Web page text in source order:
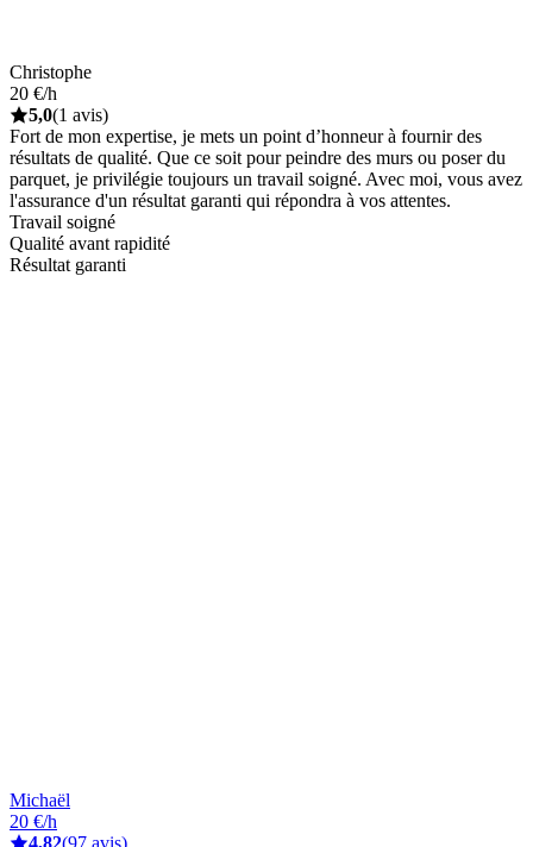
Christophe
20 €/h
5,0(1 avis)
Fort de mon expertise, je mets un point d’honneur à fournir des
résultats de qualité. Que ce soit pour peindre des murs ou poser du
parquet, je privilégie toujours un travail soigné. Avec moi, vous avez
l'assurance d'un résultat garanti qui répondra à vos attentes.
Travail soigné
Qualité avant rapidité
Résultat garanti
Michaël
20 €/h
4,82(97 avis)